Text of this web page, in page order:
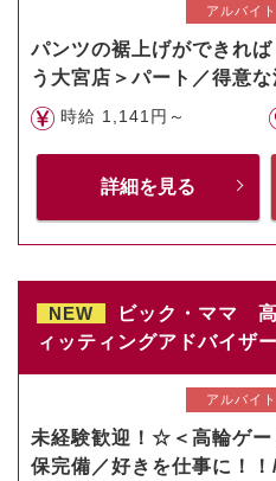
アルバイト
パンツの裾上げができれ
う大宮店＞パート／得意
時給 1,141円～
詳細を見る
NEW
ビック・ママ
ィッティングアドバイザ
アルバイト
未経験歓迎！☆＜高輪ゲー
保完備／好きを仕事に！